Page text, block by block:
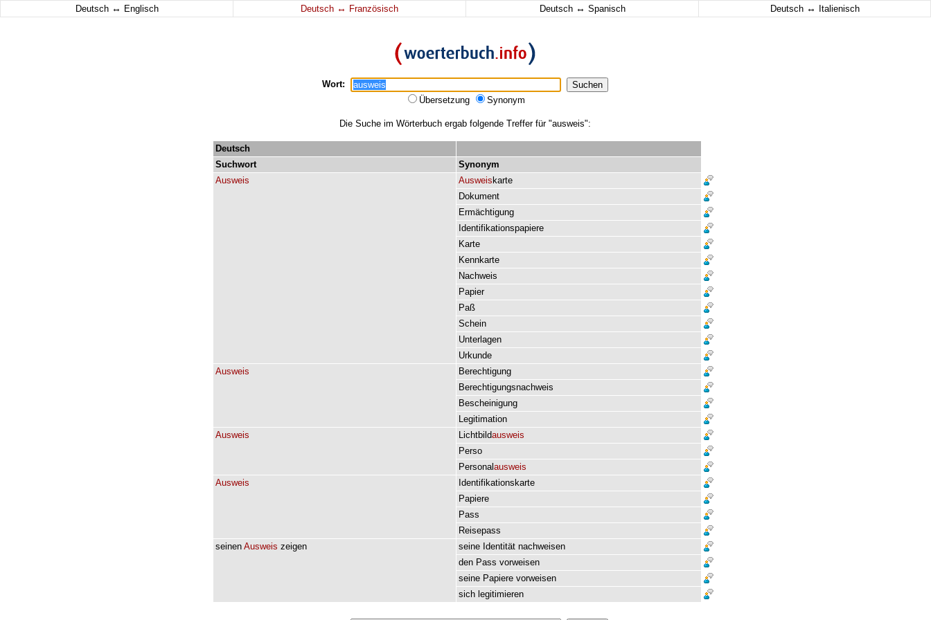
Deutsch ↔ Englisch Deutsch ↔ Französisch Deutsch ↔ Spanisch Deutsch ↔ Italienisch
Wort:
Übersetzung
Synonym
Die Suche im Wörterbuch ergab folgende Treffer für "ausweis":
Deutsch
Suchwort
Synonym
Ausweis
Ausweis karte
Dokument
Ermächtigung
Identifikationspapiere
Karte
Kennkarte
Nachweis
Papier
Paß
Schein
Unterlagen
Urkunde
Ausweis
Berechtigung
Berechtigungsnachweis
Bescheinigung
Legitimation
Ausweis
Lichtbildausweis
Perso
Personalausweis
Ausweis
Identifikationskarte
Papiere
Pass
Reisepass
seinen Ausweis zeigen seine Identität nachweisen
den Pass vorweisen
seine Papiere vorweisen
sich legitimieren